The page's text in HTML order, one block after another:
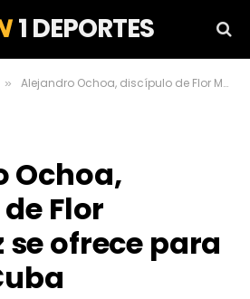
1 DEPORTES
» Alejandro Ochoa, discípulo de Flor Meléndez se ofrece para dirigir a Cuba
Ochoa,
Flor
se ofrece para